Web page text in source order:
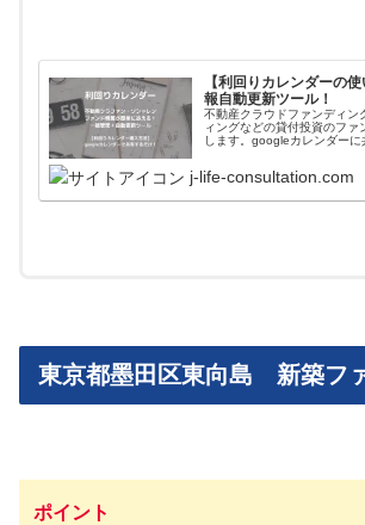
【利回りカレンダーの
報自動更新ツール！
不動産クラウドファンディン
ィングなどの貸付投資のファ
します。googleカレンダー
自動更新されます。使い方や
ます。
j-life-consultation.com
東京都墨田区東向島 新築フ
ポイント